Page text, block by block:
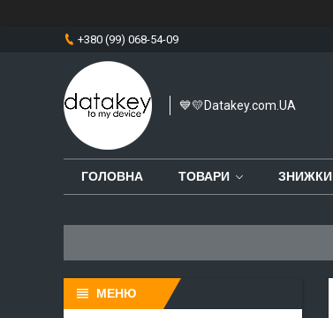
+380 (99) 068-54-09
💙💛Datakey.com.UA
ГОЛОВНА ТОВАРИ ЗНИЖКИ